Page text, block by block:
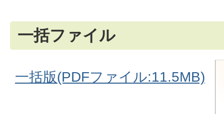
一括ファイル
一括版(PDFファイル:11.5MB)